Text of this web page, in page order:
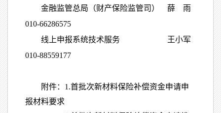
金融监管总局（财产保险监管司） 薛 雨
010-66286575
线上申报系统技术服务 王小军
010-88559177
附件：1.首批次新材料保险补偿资金申请申
报材料要求